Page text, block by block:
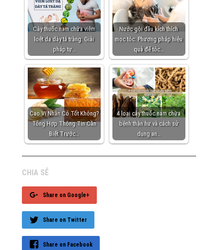
Cây thuốc nam chữa viêm
loét dạ dày tá tràng: Giải
pháp tự…
Nước gội đầu kích thích
mọc tóc: Phương pháp hiệu
quả để tóc…
Cao Vị Nhân Có Tốt Không?
Tổng Hợp Thông Tin Cần
Biết Trước…
4 loại cây thuốc nam chữa
bệnh thận hư và cách sử
dụng an…
CHIA SẺ
Share on Google+
Share on Twitter
Share on Facebook